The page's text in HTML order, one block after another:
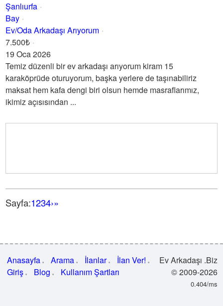
Şanlıurfa
Bay
Ev/Oda Arkadaşı Arıyorum
7.500₺
19 Oca 2026
Temiz düzenli bir ev arkadaşı arıyorum kiram 15
karaköprüde oturuyorum, başka yerlere de taşınabiliriz
maksat hem kafa dengi biri olsun hemde masraflarımız,
ikimiz açısısından ...
Sayfa:1234›»
Anasayfa Arama İlanlar
İlan Ver!
Giriş
Blog Kullanım Şartları
Ev Arkadaşı .Biz
© 2009-2026
0.404/ms